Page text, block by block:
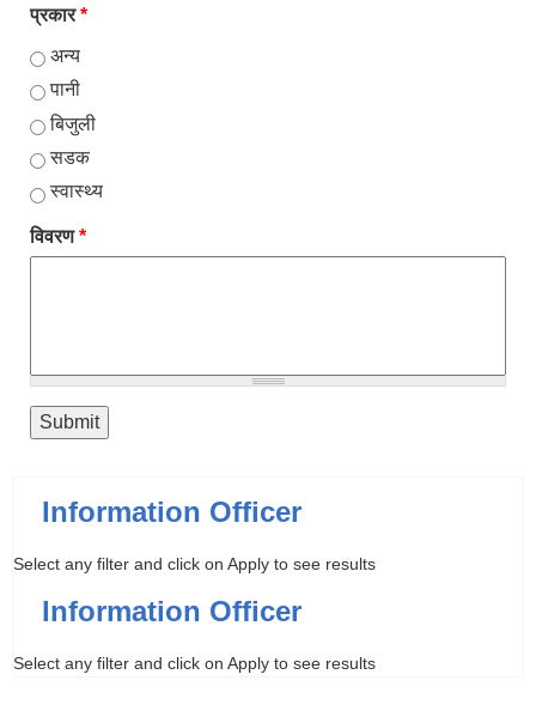
प्रकार*
अन्य
पानी
बिजुली
सडक
स्वास्थ्य
विवरण*
Information Officer
Select any filter and click on Apply to see results
Information Officer
Select any filter and click on Apply to see results